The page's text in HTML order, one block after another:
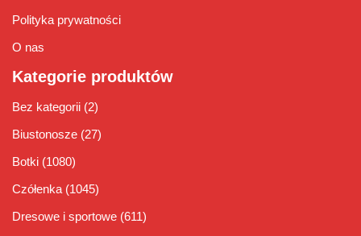
Polityka prywatności
O nas
Kategorie produktów
Bez kategorii (2)
Biustonosze (27)
Botki (1080)
Czółenka (1045)
Dresowe i sportowe (611)